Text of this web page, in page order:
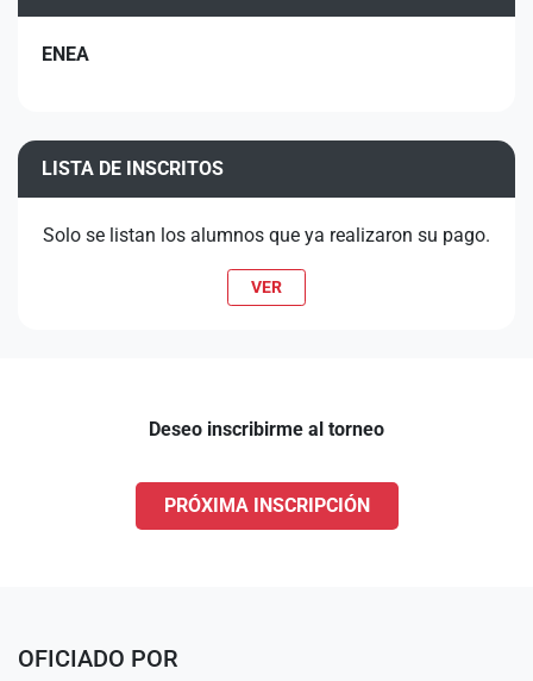
ENEA
LISTA DE INSCRITOS
Solo se listan los alumnos que ya realizaron su pago.
VER
Deseo inscribirme al torneo
PRÓXIMA INSCRIPCIÓN
OFICIADO POR